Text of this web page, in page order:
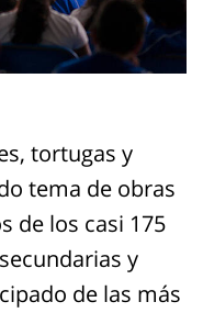
tortugas y
tema de obras
de los casi 175
y
de las más